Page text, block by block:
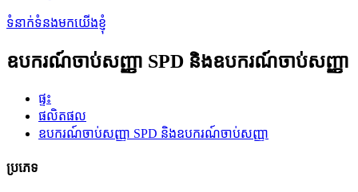
ទំនាក់ទំនងមកយើងខ្ញុំ
ឧបករណ៍ចាប់សញ្ញា SPD និងឧបករណ៍ចាប់សញ្ញា
ផ្ទះ
ផលិតផល
ឧបករណ៍ចាប់សញ្ញា SPD និងឧបករណ៍ចាប់សញ្ញា
ប្រភេទ